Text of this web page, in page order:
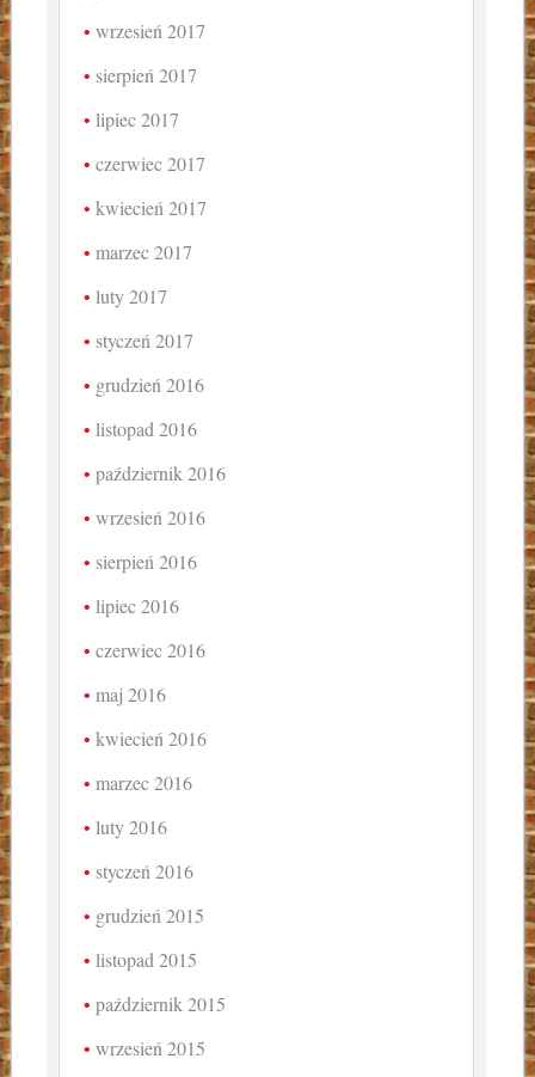
wrzesień 2017
sierpień 2017
lipiec 2017
czerwiec 2017
kwiecień 2017
marzec 2017
luty 2017
styczeń 2017
grudzień 2016
listopad 2016
październik 2016
wrzesień 2016
sierpień 2016
lipiec 2016
czerwiec 2016
maj 2016
kwiecień 2016
marzec 2016
luty 2016
styczeń 2016
grudzień 2015
listopad 2015
październik 2015
wrzesień 2015